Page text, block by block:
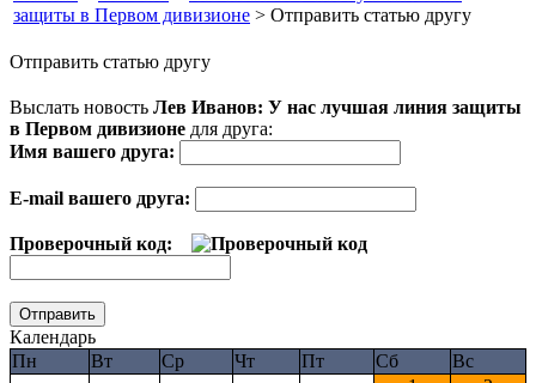
защиты в Первом дивизионе > Отправить статью другу
Отправить статью другу
Выслать новость Лев Иванов: У нас лучшая линия защиты
в Первом дивизионе для друга:
Имя вашего друга:
E-mail вашего друга:
Проверочный код:
Календарь
Пн
Вт Ср Чт Пт Сб
Вс